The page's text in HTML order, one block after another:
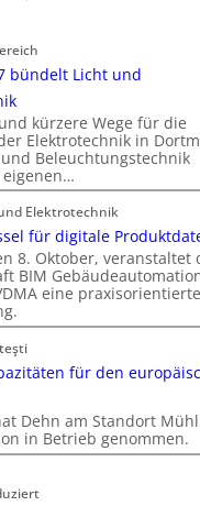
bündelt Licht und
kürzere Wege für die
Elektrotechnik in
Beleuchtungstechnik
Elektrotechnik
für digitale
8. Oktober, veranstaltet
BIM
eine praxisorientierte
für den
Dehn am Standort
in Betrieb genommen.